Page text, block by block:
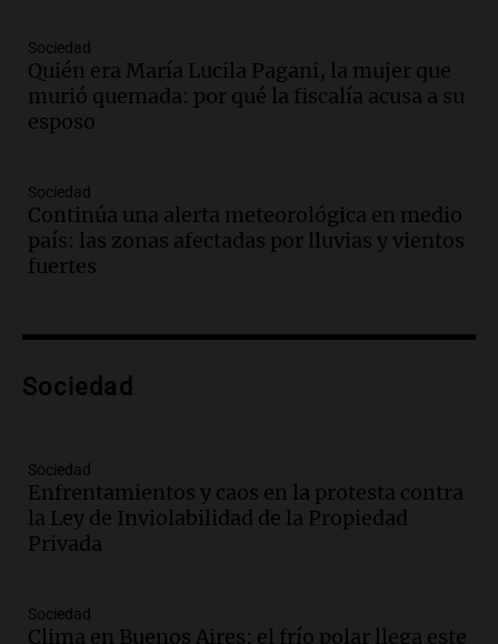
ayuda por problemas de fertilidad y la
ostentación de millonarios
Amamos Argentina
Episodios
avanza con testimonios clave sobre el
accidente en Villa Dolores
Panorama Federal
tributo todos los jueves
Episodios
sea, va a ser lindo”
La Cadena del Gol
Episodios
Audio.
mano es muy peligroso”
La Argentina, hoy
Sociedad
Quién era María Lucila Pagani, la mujer que
murió quemada: por qué la fiscalía acusa a su
esposo
Sociedad
Continúa una alerta meteorológica en medio
país: las zonas afectadas por lluvias y vientos
fuertes
Sociedad
Sociedad
Enfrentamientos y caos en la protesta contra
la Ley de Inviolabilidad de la Propiedad
Privada
Sociedad
Clima en Buenos Aires: el frío polar llega este